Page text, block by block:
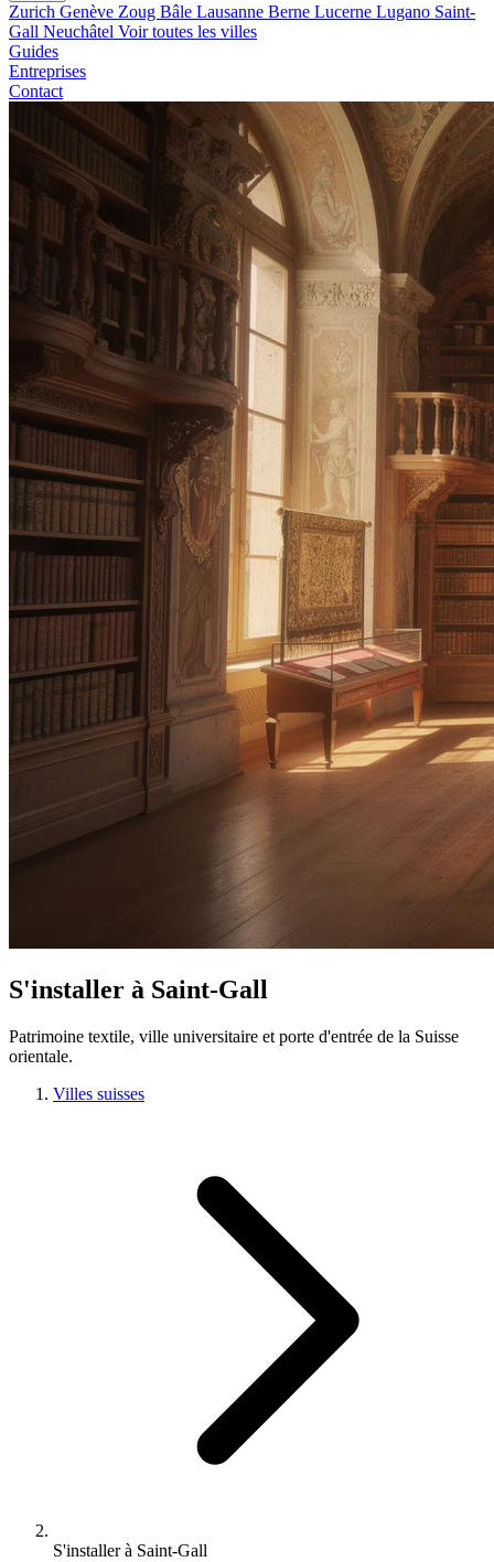
Zurich Genève Zoug Bâle Lausanne Berne Lucerne Lugano Saint-
Gall Neuchâtel Voir toutes les villes
Guides
Entreprises
Contact
S'installer à Saint-Gall
Patrimoine textile, ville universitaire et porte d'entrée de la Suisse
orientale.
Villes suisses
S'installer à Saint-Gall